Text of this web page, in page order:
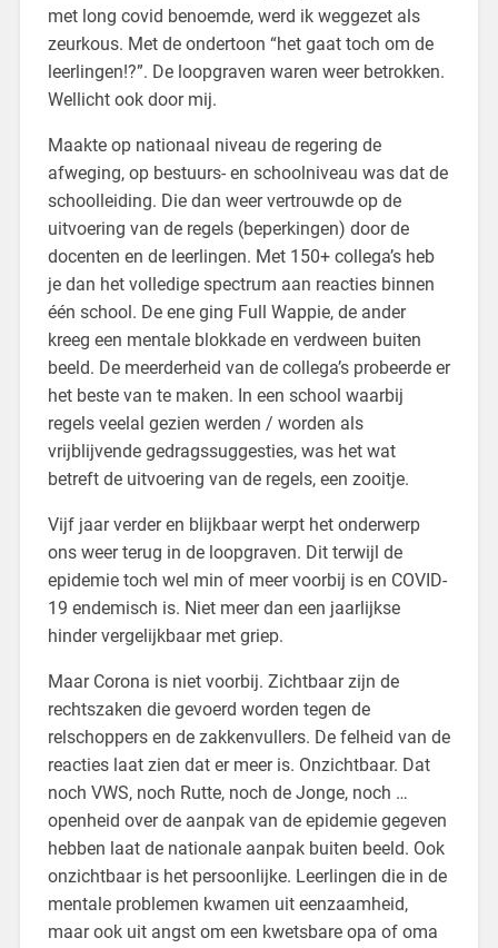
met long covid benoemde, werd ik weggezet als
zeurkous. Met de ondertoon “het gaat toch om de
leerlingen!?”. De loopgraven waren weer betrokken.
Wellicht ook door mij.
Maakte op nationaal niveau de regering de
afweging, op bestuurs- en schoolniveau was dat de
schoolleiding. Die dan weer vertrouwde op de
uitvoering van de regels (beperkingen) door de
docenten en de leerlingen. Met 150+ collega’s heb
je dan het volledige spectrum aan reacties binnen
één school. De ene ging Full Wappie, de ander
kreeg een mentale blokkade en verdween buiten
beeld. De meerderheid van de collega’s probeerde er
het beste van te maken. In een school waarbij
regels veelal gezien werden / worden als
vrijblijvende gedragssuggesties, was het wat
betreft de uitvoering van de regels, een zooitje.
Vijf jaar verder en blijkbaar werpt het onderwerp
ons weer terug in de loopgraven. Dit terwijl de
epidemie toch wel min of meer voorbij is en COVID-
19 endemisch is. Niet meer dan een jaarlijkse
hinder vergelijkbaar met griep.
Maar Corona is niet voorbij. Zichtbaar zijn de
rechtszaken die gevoerd worden tegen de
relschoppers en de zakkenvullers. De felheid van de
reacties laat zien dat er meer is. Onzichtbaar. Dat
noch VWS, noch Rutte, noch de Jonge, noch …
openheid over de aanpak van de epidemie gegeven
hebben laat de nationale aanpak buiten beeld. Ook
onzichtbaar is het persoonlijke. Leerlingen die in de
mentale problemen kwamen uit eenzaamheid,
maar ook uit angst om een kwetsbare opa of oma